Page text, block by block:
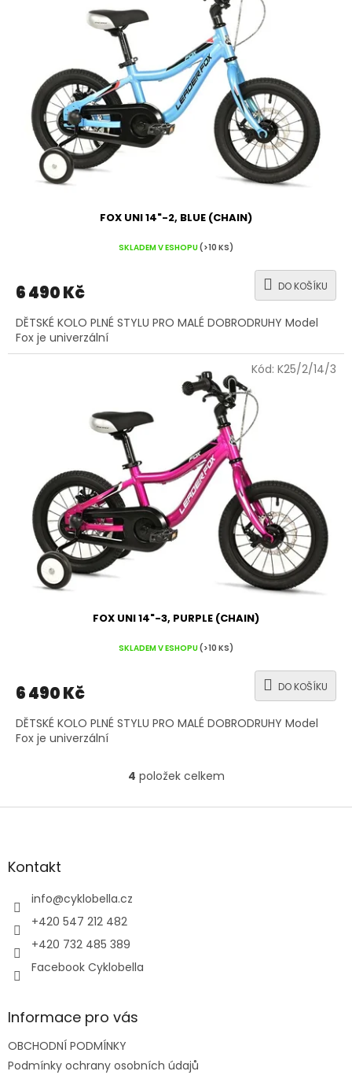
FOX UNI 14"-2, BLUE (CHAIN)
SKLADEM V ESHOPU(>10 KS)
6 490 Kč DO KOŠÍKU
DĚTSKÉ KOLO PLNÉ STYLU PRO MALÉ DOBRODRUHY Model
Fox je univerzální
FOX UNI 14"-3, PURPLE (CHAIN)
SKLADEM V ESHOPU(>10 KS)
6 490 Kč DO KOŠÍKU
DĚTSKÉ KOLO PLNÉ STYLU PRO MALÉ DOBRODRUHY Model
Fox je univerzální
Kód: K25/2/14/3
O
l
4 položek celkem
Z
aKontakt
info@cyklobella.cz
+420 547 212 482
+420 732 485 389
Facebook Cyklobella
Informace pro vás
OBCHODNÍ PODMÍNKY
Podmínky ochrany osobních údajů